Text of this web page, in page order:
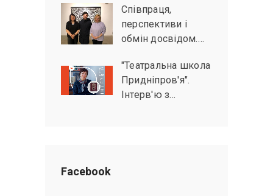
Співпраця,
перспективи і
обмін досвідом.…
"Театральна школа
Придніпров'я".
Інтерв'ю з…
Facebook